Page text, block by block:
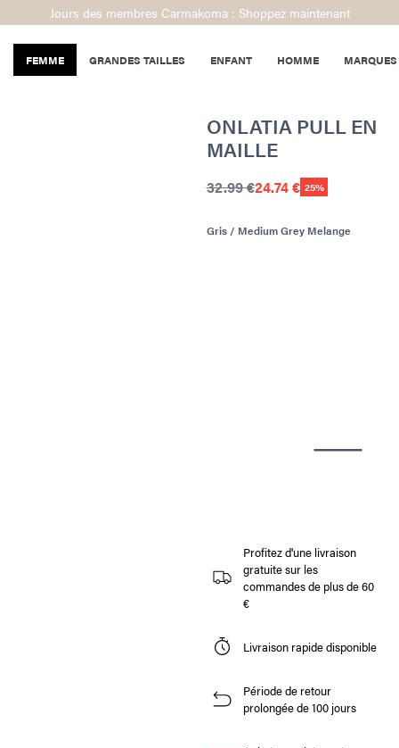
Jours des membres Carmakoma : Shoppez maintenant
FEMME GRANDES TAILLES ENFANT HOMME MARQUES
ONLATIA PULL EN
MAILLE
32.99 €24.74 € 25%
Gris / Medium Grey Melange
Profitez d'une livraison
gratuite sur les
commandes de plus de 60
€
Livraison rapide disponible
Période de retour
prolongée de 100 jours